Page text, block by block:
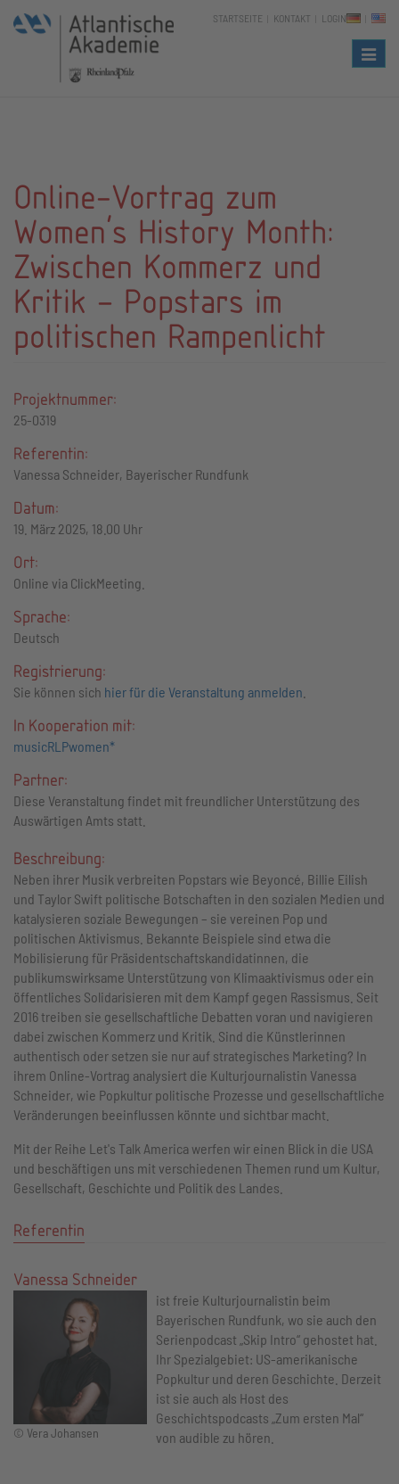
STARTSEITE KONTAKT LOGIN
Online-Vortrag zum
Women's History Month:
Zwischen Kommerz und
Kritik – Popstars im
politischen Rampenlicht
Projektnummer:
25-0319
Referentin:
Vanessa Schneider, Bayerischer Rundfunk
Datum:
19. März 2025, 18.00 Uhr
Ort:
Online via ClickMeeting.
Sprache:
Deutsch
Registrierung:
Sie können sich hier für die Veranstaltung anmelden
In Kooperation mit:
musicRLPwomen*
Partner:
Diese Veranstaltung findet mit freundlicher Unterstützung des
Auswärtigen Amts statt.
Beschreibung:
Neben ihrer Musik verbreiten Popstars wie Beyoncé, Billie Eilish
und Taylor Swift politische Botschaften in den sozialen Medien und
katalysieren soziale Bewegungen – sie vereinen Pop und
politischen Aktivismus. Bekannte Beispiele sind etwa die
Mobilisierung für Präsidentschaftskandidatinnen, die
publikumswirksame Unterstützung von Klimaaktivismus oder ein
öffentliches Solidarisieren mit dem Kampf gegen Rassismus. Seit
2016 treiben sie gesellschaftliche Debatten voran und navigieren
dabei zwischen Kommerz und Kritik. Sind die Künstlerinnen
authentisch oder setzen sie nur auf strategisches Marketing? In
ihrem Online-Vortrag analysiert die Kulturjournalistin Vanessa
Schneider, wie Popkultur politische Prozesse und gesellschaftliche
Veränderungen beeinflussen könnte und sichtbar macht.
Mit der Reihe Let's Talk America werfen wir einen Blick in die USA
und beschäftigen uns mit verschiedenen Themen rund um Kultur,
Gesellschaft, Geschichte und Politik des Landes.
Referentin
Vanessa Schneider
© Vera Johansen
ist freie Kulturjournalistin beim
Bayerischen Rundfunk, wo sie auch den
Serienpodcast „Skip Intro“ gehostet hat.
Ihr Spezialgebiet: US-amerikanische
Popkultur und deren Geschichte. Derzeit
ist sie auch als Host des
Geschichtspodcasts „Zum ersten Mal“
von audible zu hören.